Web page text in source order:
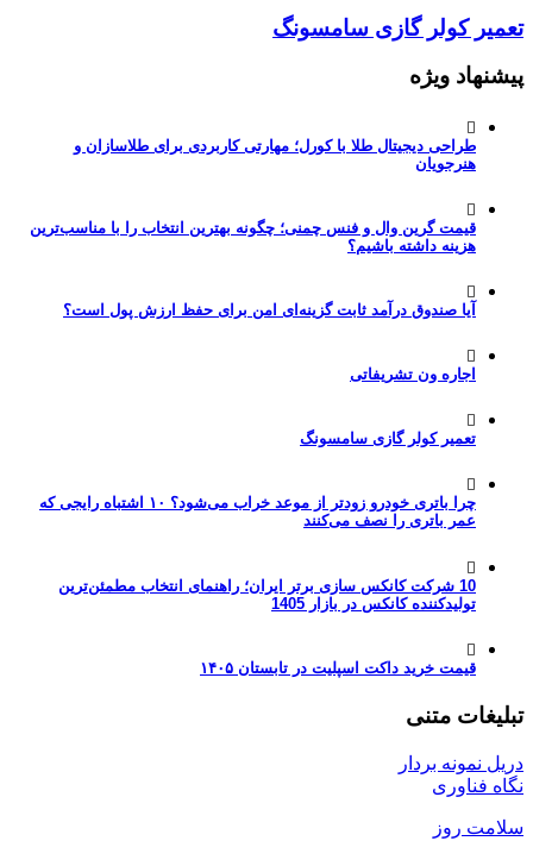
تعمیر کولر گازی سامسونگ
پیشنهاد ویژه
طراحی دیجیتال طلا با کورل؛ مهارتی کاربردی برای طلاسازان و
هنرجویان
قیمت گرین وال و فنس چمنی؛ چگونه بهترین انتخاب را با مناسب‌ترین
هزینه داشته باشیم؟
آیا صندوق درآمد ثابت گزینه‌ای امن برای حفظ ارزش پول است؟
اجاره ون تشریفاتی
تعمیر کولر گازی سامسونگ
چرا باتری خودرو زودتر از موعد خراب می‌شود؟ ۱۰ اشتباه رایجی که
عمر باتری را نصف می‌کنند
10 شرکت کانکس سازی برتر ایران؛ راهنمای انتخاب مطمئن‌ترین
تولیدکننده کانکس در بازار 1405
قیمت خرید داکت اسپلیت در تابستان ۱۴۰۵
تبلیغات متنی
دریل نمونه بردار
نگاه فناوری
سلامت روز